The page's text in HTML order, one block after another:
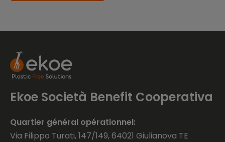
Ekoe Società Benefit Cooperativa
Quartier général opérationnel:
Via Filippo Turati, 147/149, 64021 Giulianova TE